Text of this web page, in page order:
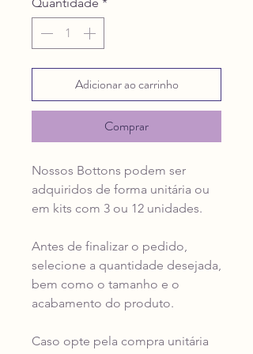
Adicionar ao carrinho
Comprar
Nossos Bottons podem ser
adquiridos de forma unitária ou
em kits com 3 ou 12 unidades.
Antes de finalizar o pedido,
selecione a quantidade desejada,
bem como o tamanho e o
acabamento do produto.
Caso opte pela compra unitária